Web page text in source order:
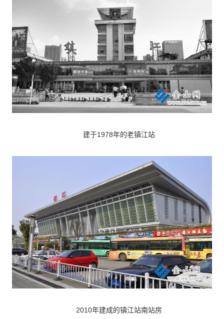
建于1978年的老镇江站
2010年建成的镇江站南站房